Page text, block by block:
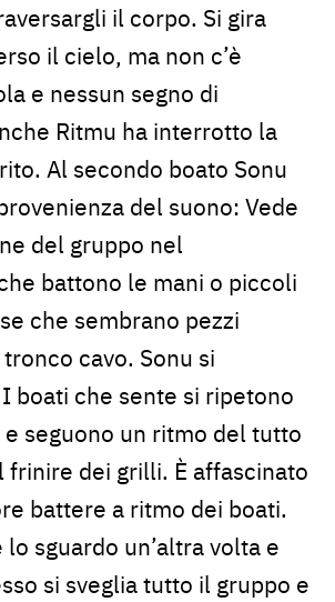
il corpo. Si gira
il cielo, ma non c’è
e nessun segno di
Ritmu ha interrotto la
Al secondo boato Sonu
del suono: Vede
del gruppo nel
battono le mani o piccoli
che sembrano pezzi
cavo. Sonu si
boati che sente si ripetono
seguono un ritmo del tutto
dei grilli. È affascinato
battere a ritmo dei boati.
lo sguardo un’altra volta e
si sveglia tutto il gruppo e